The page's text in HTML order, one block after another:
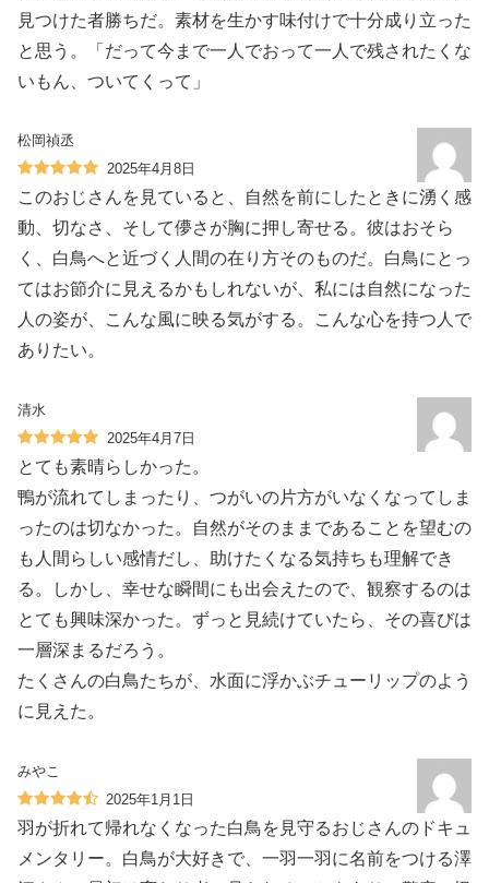
見つけた者勝ちだ。素材を生かす味付けで十分成り立った
と思う。「だって今まで一人でおって一人で残されたくな
いもん、ついてくって」
松岡禎丞
2025年4月8日
このおじさんを見ていると、自然を前にしたときに湧く感
動、切なさ、そして儚さが胸に押し寄せる。彼はおそら
く、白鳥へと近づく人間の在り方そのものだ。白鳥にとっ
てはお節介に見えるかもしれないが、私には自然になった
人の姿が、こんな風に映る気がする。こんな心を持つ人で
ありたい。
清水
2025年4月7日
とても素晴らしかった。
鴨が流れてしまったり、つがいの片方がいなくなってしま
ったのは切なかった。自然がそのままであることを望むの
も人間らしい感情だし、助けたくなる気持ちも理解でき
る。しかし、幸せな瞬間にも出会えたので、観察するのは
とても興味深かった。ずっと見続けていたら、その喜びは
一層深まるだろう。
たくさんの白鳥たちが、水面に浮かぶチューリップのよう
に見えた。
みやこ
2025年1月1日
羽が折れて帰れなくなった白鳥を見守るおじさんのドキュ
メンタリー。白鳥が大好きで、一羽一羽に名前をつける澤